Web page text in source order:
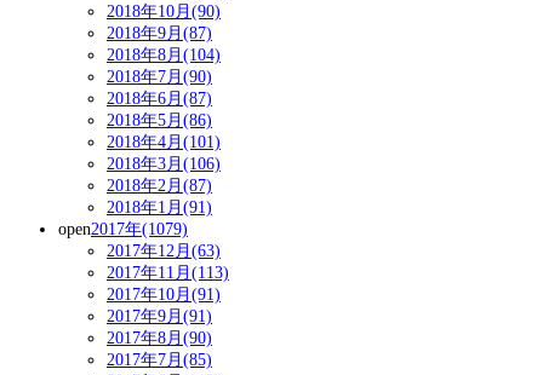
2018年10月(90)
2018年9月(87)
2018年8月(104)
2018年7月(90)
2018年6月(87)
2018年5月(86)
2018年4月(101)
2018年3月(106)
2018年2月(87)
2018年1月(91)
open2017年(1079)
2017年12月(63)
2017年11月(113)
2017年10月(91)
2017年9月(91)
2017年8月(90)
2017年7月(85)